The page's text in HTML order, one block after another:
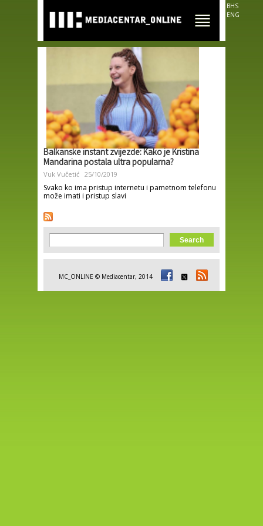
main
content
BHS
ENG
Balkanske instant zvijezde: Kako je Kristina
Mandarina postala ultra popularna?
Vuk Vučetić 25/10/2019
Svako ko ima pristup internetu i pametnom telefonu
može imati i pristup slavi
Search form
Search
MC_ONLINE © Mediacentar, 2014